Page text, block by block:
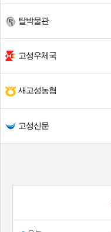
탈박물관
고성우체국
새고성농협
고성신문